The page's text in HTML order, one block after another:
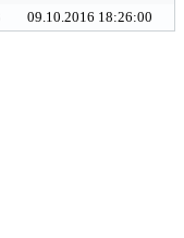
09.10.2016 18:26:00